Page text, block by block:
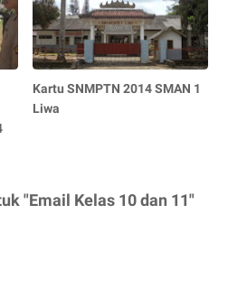
Kartu SNMPTN 2014 SMAN 1
Liwa
"Email Kelas 10 dan 11"